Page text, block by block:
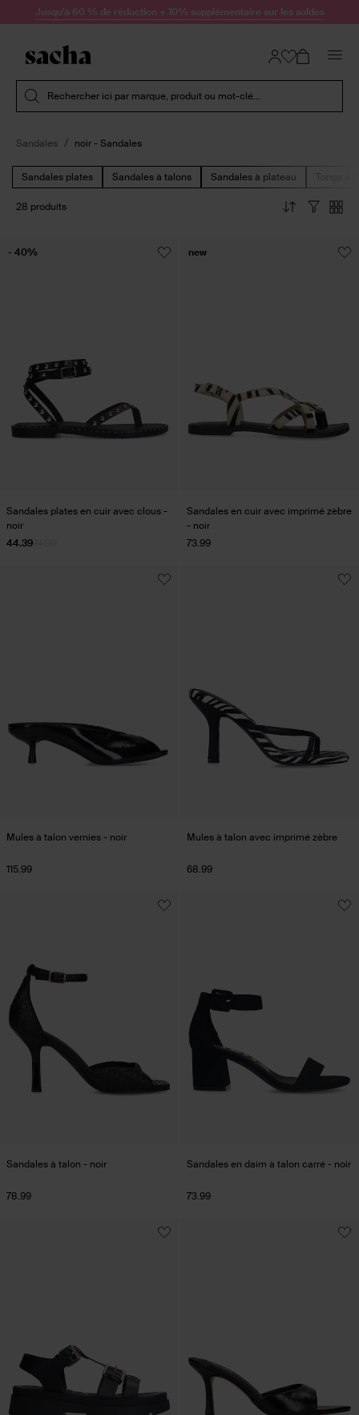
Passer au contenu
Jusqu'à 60 % de réduction + 10% supplémentaire sur les soldes
Rechercher ici par marque, produit ou mot-clé...
Sandales noir - Sandales
Sandales plates Sandales à talons Sandales à plateau
28 produits
Sandales plates en cuir avec clous -
noir
44.39
- 40%
Sandales en cuir avec imprimé zèbre
- noir
73.99
new
Mules à talon vernies - noir
115.99
Mules à talon avec imprimé zèbre
68.99
Sandales à talon - noir
78.99
Sandales en daim à talon carré - noir
73.99